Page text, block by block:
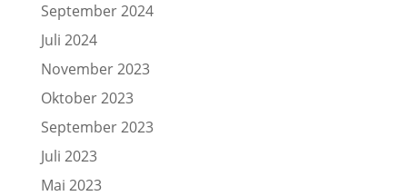
September 2024
Juli 2024
November 2023
Oktober 2023
September 2023
Juli 2023
Mai 2023